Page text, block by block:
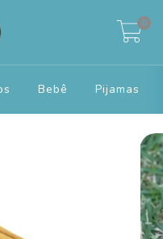
0
Bebê Pijamas